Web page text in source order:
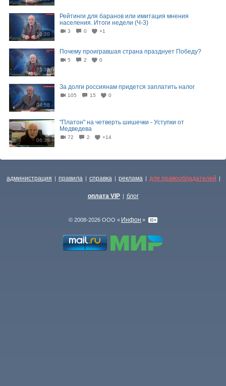
10:20
Рейтинги для баранов или имитация мнения
населения. Итоги недели (Ч-3)
3 0 +1
35:35
Почему проигравшая страна празднует Победу?
5 2 0
04:58
За долги россиянам придется заплатить налог
105 15 0
06:35
"Платон" на четверть шишечки - Уступки от
Медведева
72 2 +14
администрация | правила | справка | реклама | для правообладателей |
оплата VIP | блог
© 2008-2026 ООО « Инфон »